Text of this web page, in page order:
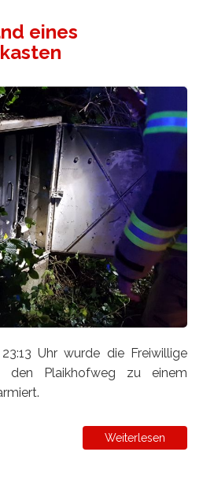
eines
Uhr wurde die Freiwillige
den Plaikhofweg zu einem
Weiterlesen